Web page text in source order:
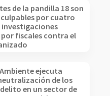
de la pandilla 18 son
por cuatro
fiscales contra el
ejecuta
de los
en un sector de